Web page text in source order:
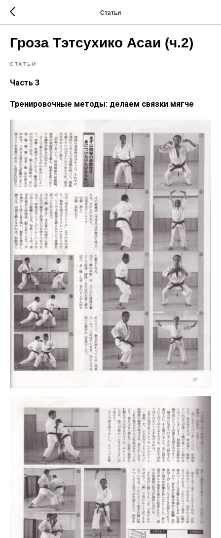
Статьи
Гроза Тэтсухико Асаи (ч.2)
СТАТЬИ
Часть 3
Тренировочные методы: делаем связки мягче